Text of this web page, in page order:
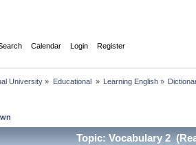
Calendar Login Register
University » Educational » Learning English»
Topic: Vocabulary 2